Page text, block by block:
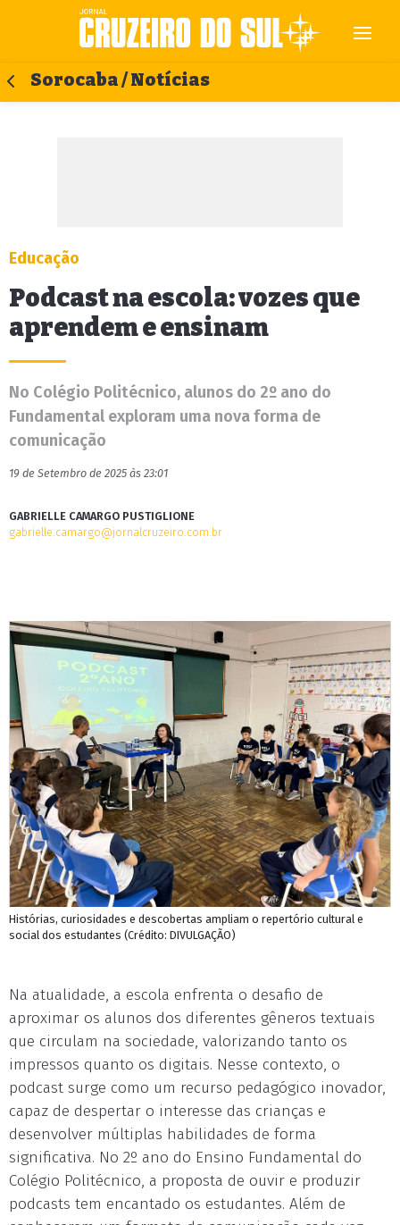
Sorocaba / Notícias
Educação
Podcast na escola: vozes que
aprendem e ensinam
No Colégio Politécnico, alunos do 2º ano do
Fundamental exploram uma nova forma de
comunicação
19 de Setembro de 2025 às 23:01
GABRIELLE CAMARGO PUSTIGLIONE
gabrielle.camargo@jornalcruzeiro.com.br
Histórias, curiosidades e descobertas ampliam o repertório cultural e
social dos estudantes (Crédito: DIVULGAÇÃO)
Na atualidade, a escola enfrenta o desafio de
aproximar os alunos dos diferentes gêneros textuais
que circulam na sociedade, valorizando tanto os
impressos quanto os digitais. Nesse contexto, o
podcast surge como um recurso pedagógico inovador,
capaz de despertar o interesse das crianças e
desenvolver múltiplas habilidades de forma
significativa. No 2º ano do Ensino Fundamental do
Colégio Politécnico, a proposta de ouvir e produzir
podcasts tem encantado os estudantes. Além de